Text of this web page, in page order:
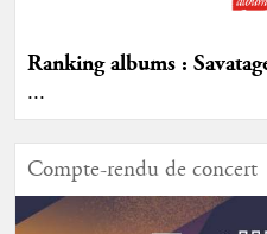
Ranking albums :
...
Compte-rendu de concert